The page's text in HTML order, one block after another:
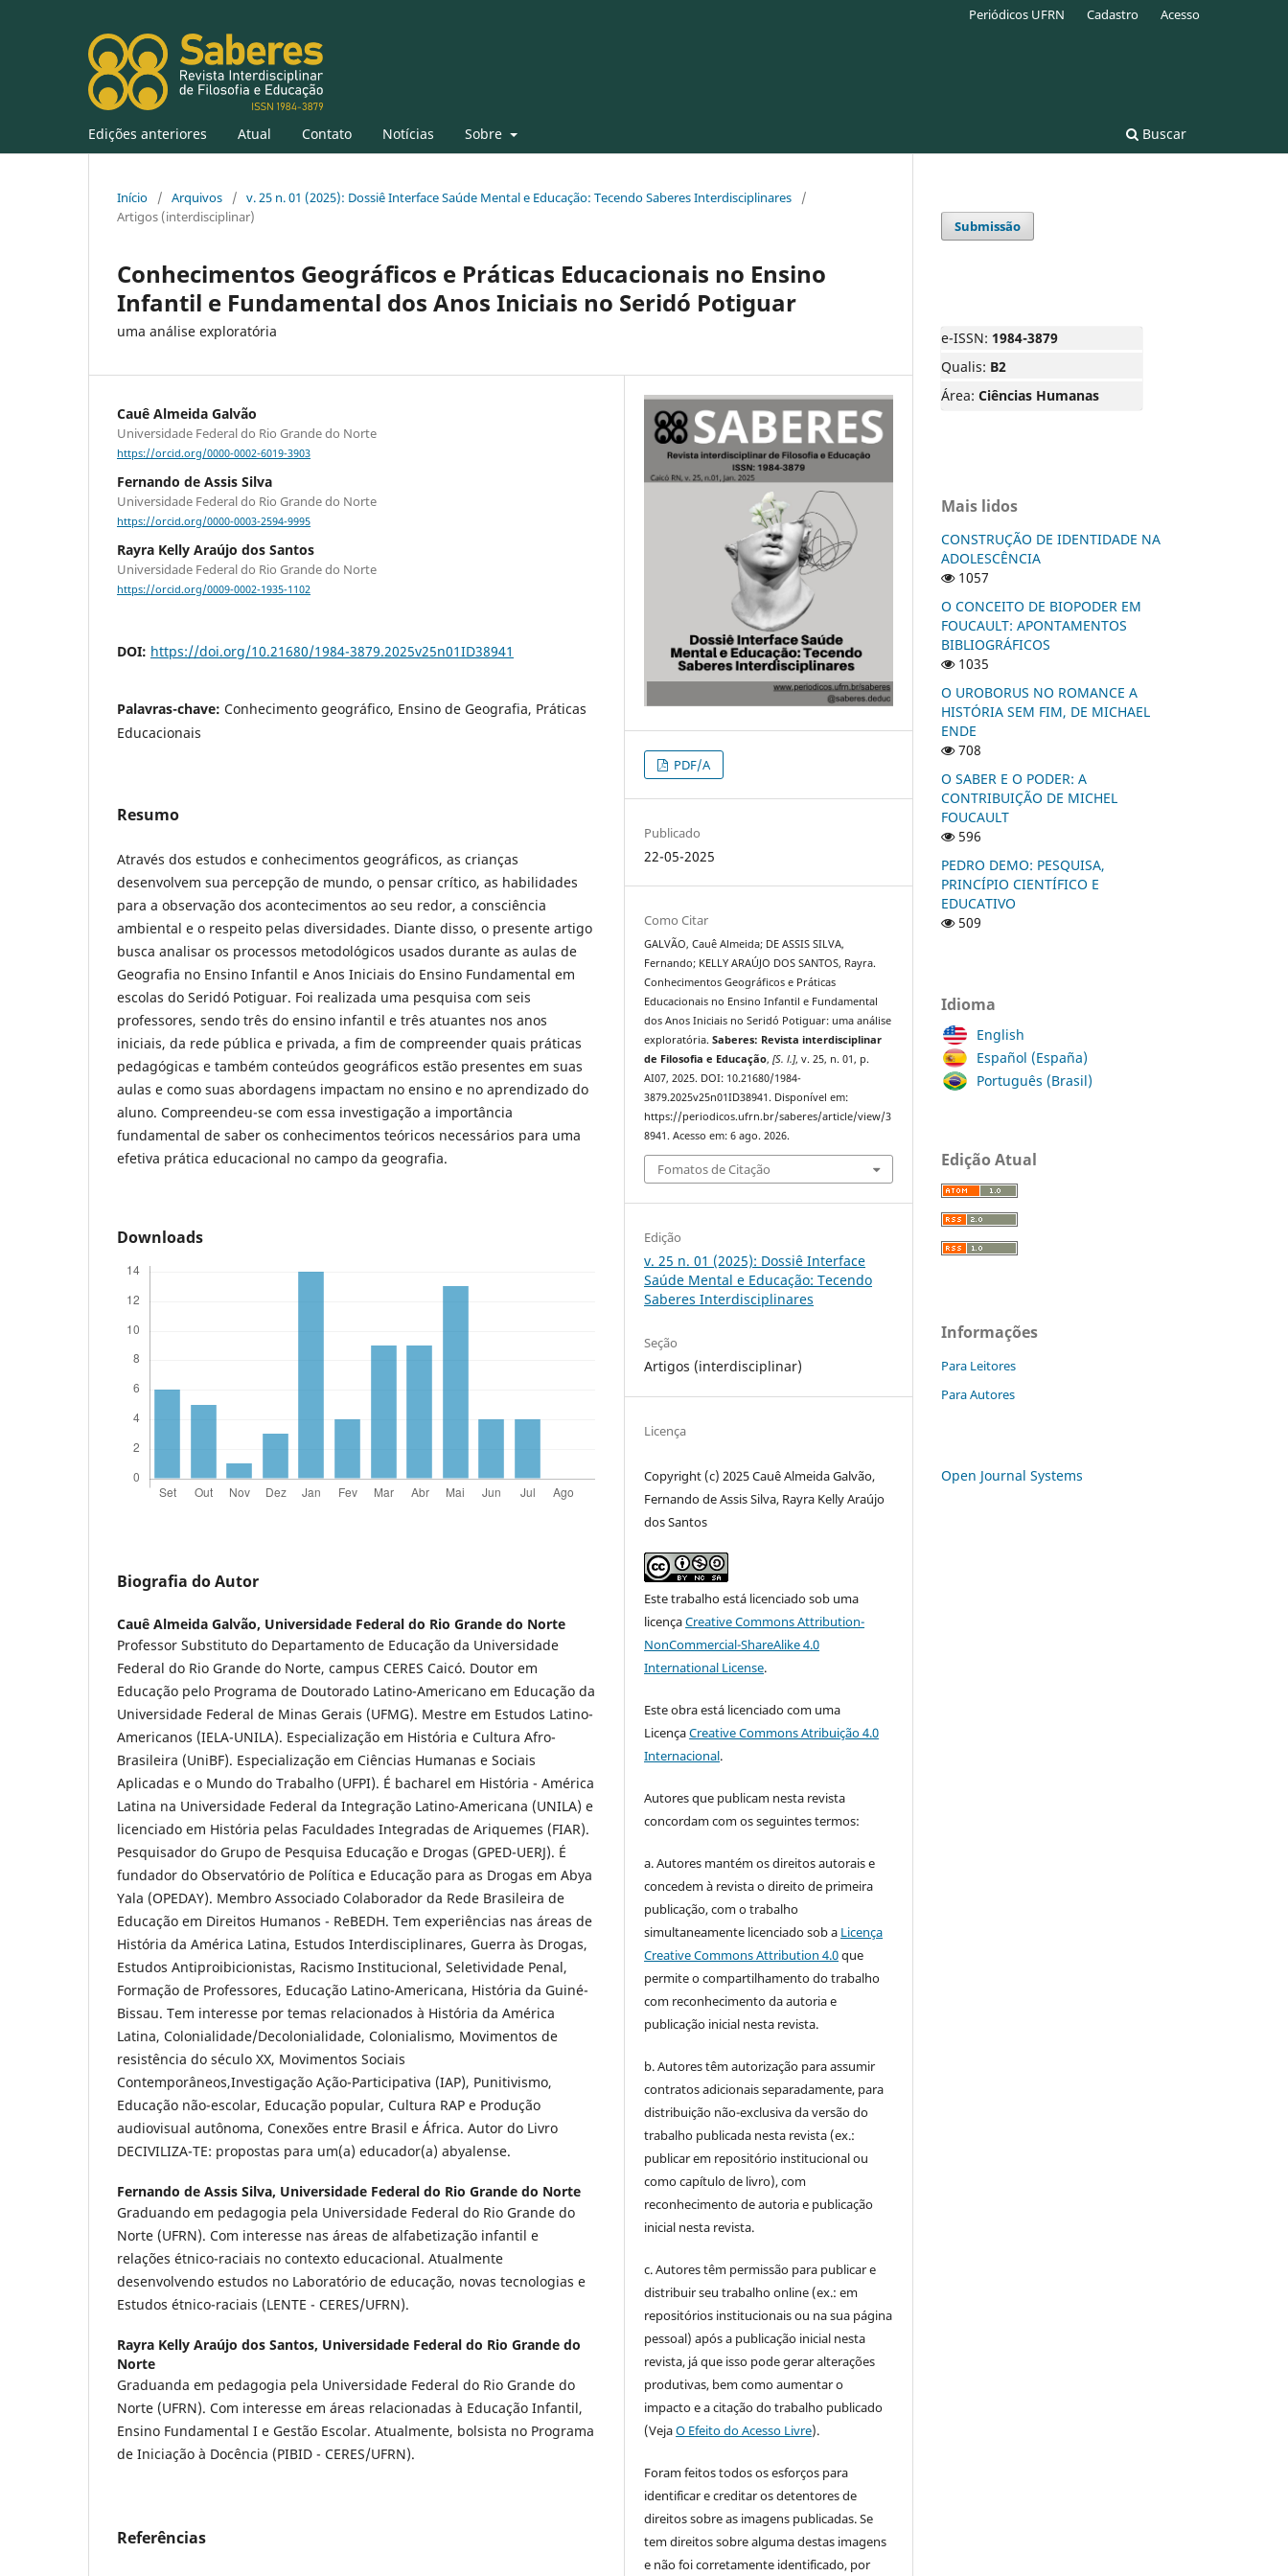
Edições anteriores Atual Contato Notícias Sobre Buscar
Periódicos UFRN Cadastro Acesso
Início / Arquivos / v. 25 n. 01 (2025): Dossiê Interface Saúde Mental e Educação: Tecendo Saberes Interdisciplinares
/
Artigos (interdisciplinar)
Conhecimentos Geográficos e Práticas Educacionais no Ensino
Infantil e Fundamental dos Anos Iniciais no Seridó Potiguar
uma análise exploratória
Cauê Almeida Galvão
Universidade Federal do Rio Grande do Norte
https://orcid.org/0000-0002-6019-3903
Fernando de Assis Silva
Universidade Federal do Rio Grande do Norte
https://orcid.org/0000-0003-2594-9995
Rayra Kelly Araújo dos Santos
Universidade Federal do Rio Grande do Norte
https://orcid.org/0009-0002-1935-1102
DOI: https://doi.org/10.21680/1984-3879.2025v25n01ID38941
Palavras-chave: Conhecimento geográfico, Ensino de Geografia, Práticas
Educacionais
Resumo
Através dos estudos e conhecimentos geográficos, as crianças
desenvolvem sua percepção de mundo, o pensar crítico, as habilidades
para a observação dos acontecimentos ao seu redor, a consciência
ambiental e o respeito pelas diversidades. Diante disso, o presente artigo
busca analisar os processos metodológicos usados durante as aulas de
Geografia no Ensino Infantil e Anos Iniciais do Ensino Fundamental em
escolas do Seridó Potiguar. Foi realizada uma pesquisa com seis
professores, sendo três do ensino infantil e três atuantes nos anos
iniciais, da rede pública e privada, a fim de compreender quais práticas
pedagógicas e também conteúdos geográficos estão presentes em suas
aulas e como suas abordagens impactam no ensino e no aprendizado do
aluno. Compreendeu-se com essa investigação a importância
fundamental de saber os conhecimentos teóricos necessários para uma
efetiva prática educacional no campo da geografia.
Downloads
Biografia do Autor
Cauê Almeida Galvão, Universidade Federal do Rio Grande do Norte
Professor Substituto do Departamento de Educação da Universidade
Federal do Rio Grande do Norte, campus CERES Caicó. Doutor em
Educação pelo Programa de Doutorado Latino-Americano em Educação da
Universidade Federal de Minas Gerais (UFMG). Mestre em Estudos Latino-
Americanos (IELA-UNILA). Especialização em História e Cultura Afro-
Brasileira (UniBF). Especialização em Ciências Humanas e Sociais
Aplicadas e o Mundo do Trabalho (UFPI). É bacharel em História - América
Latina na Universidade Federal da Integração Latino-Americana (UNILA) e
licenciado em História pelas Faculdades Integradas de Ariquemes (FIAR).
Pesquisador do Grupo de Pesquisa Educação e Drogas (GPED-UERJ). É
fundador do Observatório de Política e Educação para as Drogas em Abya
Yala (OPEDAY). Membro Associado Colaborador da Rede Brasileira de
Educação em Direitos Humanos - ReBEDH. Tem experiências nas áreas de
História da América Latina, Estudos Interdisciplinares, Guerra às Drogas,
Estudos Antiproibicionistas, Racismo Institucional, Seletividade Penal,
Formação de Professores, Educação Latino-Americana, História da Guiné-
Bissau. Tem interesse por temas relacionados à História da América
Latina, Colonialidade/Decolonialidade, Colonialismo, Movimentos de
resistência do século XX, Movimentos Sociais
Contemporâneos,Investigação Ação-Participativa (IAP), Punitivismo,
Educação não-escolar, Educação popular, Cultura RAP e Produção
audiovisual autônoma, Conexões entre Brasil e África. Autor do Livro
DECIVILIZA-TE: propostas para um(a) educador(a) abyalense.
Fernando de Assis Silva, Universidade Federal do Rio Grande do Norte
Graduando em pedagogia pela Universidade Federal do Rio Grande do
Norte (UFRN). Com interesse nas áreas de alfabetização infantil e
relações étnico-raciais no contexto educacional. Atualmente
desenvolvendo estudos no Laboratório de educação, novas tecnologias e
Estudos étnico-raciais (LENTE - CERES/UFRN).
Rayra Kelly Araújo dos Santos, Universidade Federal do Rio Grande do
Norte
Graduanda em pedagogia pela Universidade Federal do Rio Grande do
Norte (UFRN). Com interesse em áreas relacionadas à Educação Infantil,
Ensino Fundamental I e Gestão Escolar. Atualmente, bolsista no Programa
de Iniciação à Docência (PIBID - CERES/UFRN).
Referências
PDF/A
Publicado
22-05-2025
Como Citar
GALVÃO, Cauê Almeida; DE ASSIS SILVA,
Fernando; KELLY ARAÚJO DOS SANTOS, Rayra.
Conhecimentos Geográficos e Práticas
Educacionais no Ensino Infantil e Fundamental
dos Anos Iniciais no Seridó Potiguar: uma análise
exploratória.Saberes: Revista interdisciplinar
de Filosofia e Educação,[S. l.], v. 25, n. 01, p.
AI07, 2025. DOI: 10.21680/1984-
3879.2025v25n01ID38941. Disponível em:
https://periodicos.ufrn.br/saberes/article/view/3
8941. Acesso em: 6 ago. 2026.
Fomatos de Citação
Edição
v. 25 n. 01 (2025): Dossiê Interface
Saúde Mental e Educação: Tecendo
Saberes Interdisciplinares
Seção
Artigos (interdisciplinar)
Licença
Copyright (c) 2025 Cauê Almeida Galvão,
Fernando de Assis Silva, Rayra Kelly Araújo
dos Santos
Este trabalho está licenciado sob uma
licençaCreative Commons Attribution-
NonCommercial-ShareAlike 4.0
International License.
Este obra está licenciado com uma
LicençaCreative Commons Atribuição 4.0
Internacional.
Autores que publicam nesta revista
concordam com os seguintes termos:
a. Autores mantém os direitos autorais e
concedem à revista o direito de primeira
publicação, com o trabalho
simultaneamente licenciado sob a Licença
Creative Commons Attribution 4.0que
permite o compartilhamento do trabalho
com reconhecimento da autoria e
publicação inicial nesta revista.
b. Autores têm autorização para assumir
contratos adicionais separadamente, para
distribuição não-exclusiva da versão do
trabalho publicada nesta revista (ex.:
publicar em repositório institucional ou
como capítulo de livro), com
reconhecimento de autoria e publicação
inicial nesta revista.
c. Autores têm permissão para publicar e
distribuir seu trabalho online (ex.: em
repositórios institucionais ou na sua página
pessoal) após a publicação inicial nesta
revista, já que isso pode gerar alterações
produtivas, bem como aumentar o
impacto e a citação do trabalho publicado
(VejaO Efeito do Acesso Livre).
Foram feitos todos os esforços para
identificar e creditar os detentores de
direitos sobre as imagens publicadas. Se
tem direitos sobre alguma destas imagens
e não foi corretamente identificado, por
Submissão
e-ISSN: 1984-3879
Qualis: B2
Área: Ciências Humanas
Mais lidos
CONSTRUÇÃO DE IDENTIDADE NA
ADOLESCÊNCIA
1057
O CONCEITO DE BIOPODER EM
FOUCAULT: APONTAMENTOS
BIBLIOGRÁFICOS
1035
O UROBORUS NO ROMANCE A
HISTÓRIA SEM FIM, DE MICHAEL
ENDE
708
O SABER E O PODER: A
CONTRIBUIÇÃO DE MICHEL
FOUCAULT
596
PEDRO DEMO: PESQUISA,
PRINCÍPIO CIENTÍFICO E
EDUCATIVO
509
Idioma
English
Español (España)
Português (Brasil)
Edição Atual
Informações
Para Leitores
Para Autores
Open Journal Systems